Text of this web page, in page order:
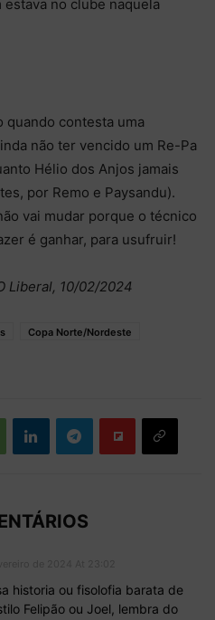
no clube naquela
quando contesta uma
não ter vencido um Re-Pa
Hélio dos Anjos jamais
por Remo e Paysandu).
vai mudar porque o técnico
é ganhar, para usufruir!
Liberal, 10/02/2024
Copa Norte/Nordeste
historia ou fisolofia barata de
Felipão ou Joel, lembra do